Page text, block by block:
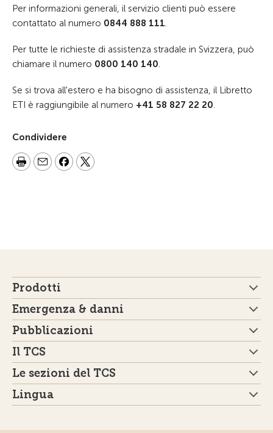
Per informazioni generali, il servizio clienti può essere
contattato al numero 0844 888 111.
Per tutte le richieste di assistenza stradale in Svizzera, può
chiamare il numero 0800 140 140.
Se si trova all'estero e ha bisogno di assistenza, il Libretto
ETI è raggiungibile al numero +41 58 827 22 20.
Condividere
Prodotti
Emergenza & danni
Pubblicazioni
Il TCS
Le sezioni del TCS
Lingua